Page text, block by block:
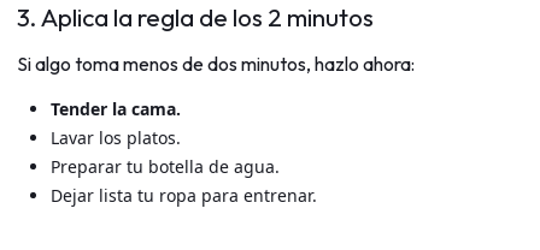
3. Aplica la regla de los 2 minutos
Si algo toma menos de dos minutos, hazlo ahora:
Tender la cama.
Lavar los platos.
Preparar tu botella de agua.
Dejar lista tu ropa para entrenar.